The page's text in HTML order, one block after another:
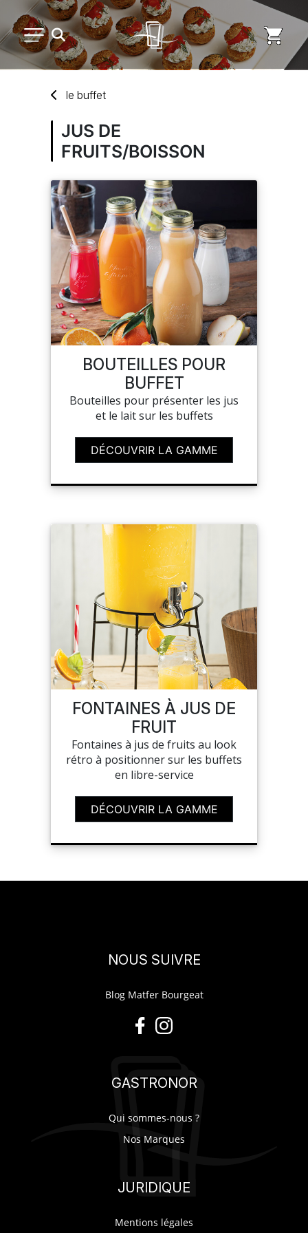
ARTS DE LA TABLE
USAGE UNIQUE
DISTRIBUTION DE REPAS
MARQUES
NOUVEAUTÉS
MA COMMANDE
CHEF'S LIST
SUR-MESURE
le buffet
JUS DE
FRUITS/BOISSON
BOUTEILLES POUR
BUFFET
Bouteilles pour présenter les jus
et le lait sur les buffets
DÉCOUVRIR LA GAMME
FONTAINES À JUS DE
FRUIT
Fontaines à jus de fruits au look
rétro à positionner sur les buffets
en libre-service
DÉCOUVRIR LA GAMME
NOUS SUIVRE
Blog Matfer Bourgeat
GASTRONOR
Qui sommes-nous ?
Nos Marques
JURIDIQUE
Mentions légales